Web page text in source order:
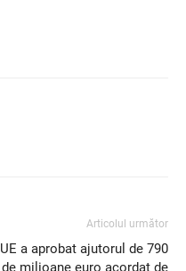
Articolul următor
UE a aprobat ajutorul de 790
de milioane euro acordat de